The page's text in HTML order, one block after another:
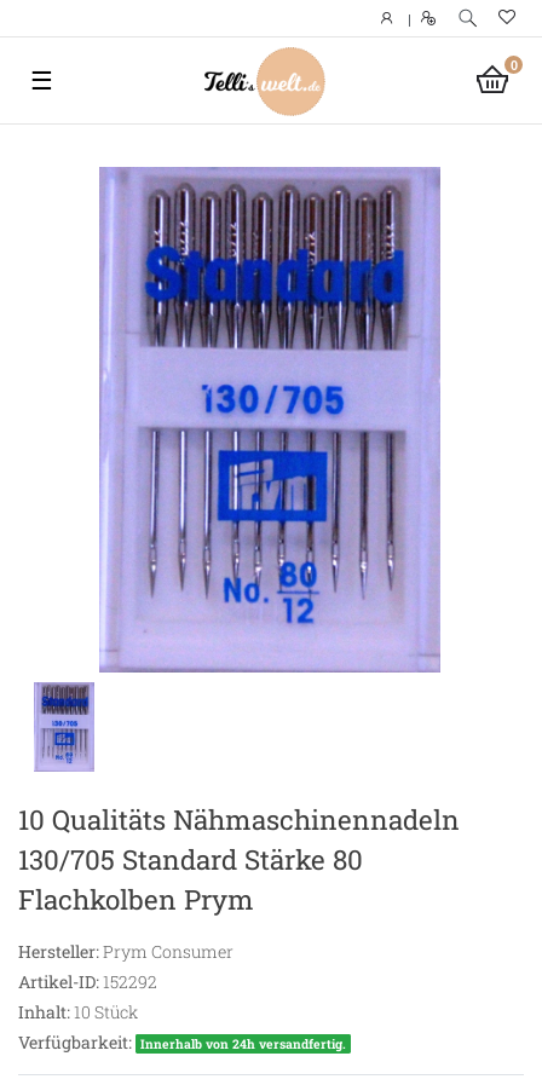
|
0
☰
10 Qualitäts Nähmaschinennadeln
130/705 Standard Stärke 80
Flachkolben Prym
Hersteller:Prym Consumer
Artikel-ID:152292
Inhalt:10 Stück
Verfügbarkeit: Innerhalb von 24h versandfertig.